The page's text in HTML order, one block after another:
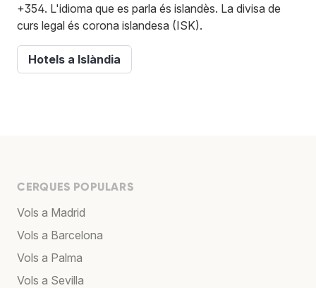
+354. L'idioma que es parla és islandès. La divisa de
curs legal és corona islandesa (ISK).
Hotels a Islàndia
CERQUES POPULARS
Vols a Madrid
Vols a Barcelona
Vols a Palma
Vols a Sevilla